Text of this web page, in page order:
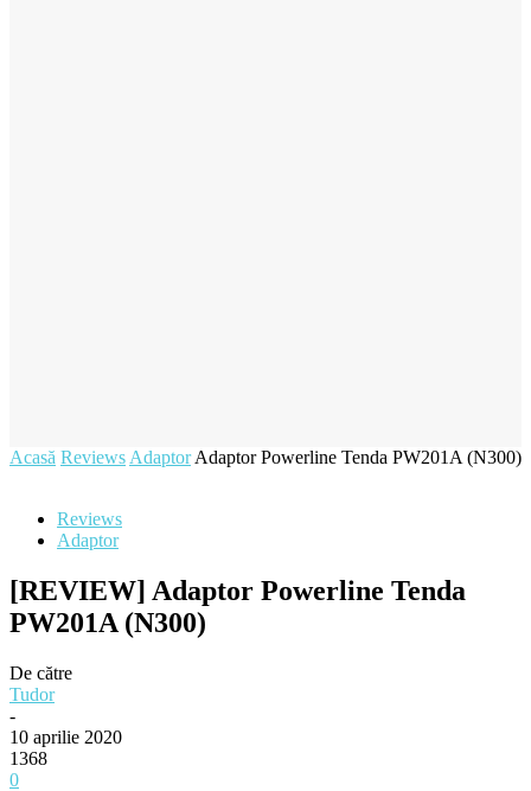
Acasă Reviews Adaptor Adaptor Powerline Tenda PW201A (N300)
Reviews
Adaptor
[REVIEW] Adaptor Powerline Tenda
PW201A (N300)
De către
Tudor
-
10 aprilie 2020
1368
0